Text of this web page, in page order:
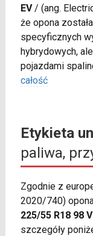
EV/ (ang.
że opona
specyficznych
hybrydowych,
pojazdami
całość
Etykieta
paliwa,
Zgodnie z
2020/740)
225/55 R18 98 V
szczegóły